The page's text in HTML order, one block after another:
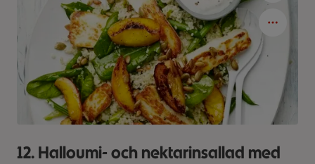
12. Halloumi- och nektarinsallad med